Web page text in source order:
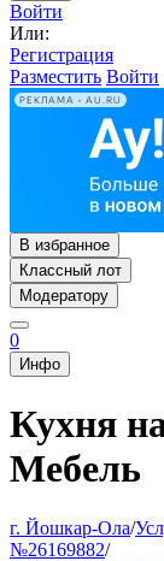
Войти
Или:
Регистрация
Разместить Войти
РЕКЛАМА • AU.RU
В избранное
Классный лот
Модератору
0
Инфо
Кухня
Мебель
г. Йошкар-Ола/
№26169882/